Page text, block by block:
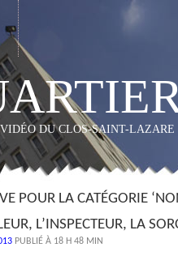
DU CLOS-SAINT-LAZARE
POUR LA CATÉGORIE
L’INSPECTEUR, LA
PUBLIÉ À 18 H 48 MIN